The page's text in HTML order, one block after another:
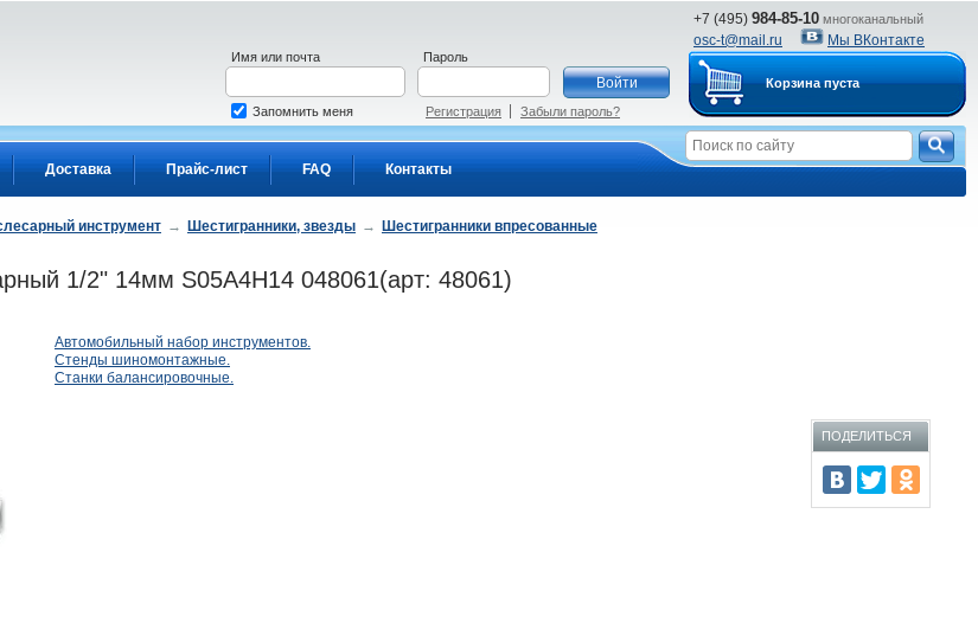
+7 (495) 984-85-10 многоканальный
osc-t@mail.ru Мы ВКонтакте
Доставка Прайс-лист FAQ Контакты
Имя или почта Пароль
Запомнить меня Регистрация Забыли пароль?
Корзина пуста
инструмент → Шестигранники, звезды → Шестигранники впресованные
1/2" 14мм S05A4H14 048061(арт: 48061)
Автомобильный набор инструментов.
Стенды шиномонтажные.
Станки балансировочные.
ПОДЕЛИТЬСЯ